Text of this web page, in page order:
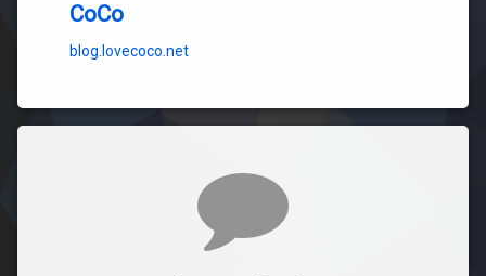
CoCo
blog.lovecoco.net